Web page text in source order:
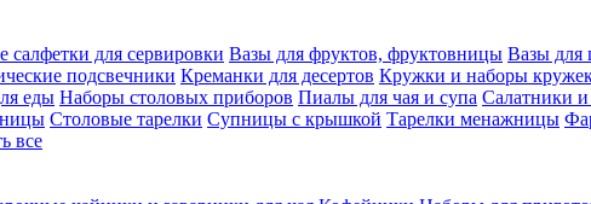
салфетки для сервировки Вазы для фруктов, фруктовницы Вазы для
подсвечники Креманки для десертов Кружки и наборы
еды Наборы столовых приборов Пиалы для чая и супа Салатники и
Столовые тарелки Супницы с крышкой Тарелки менажницы
все